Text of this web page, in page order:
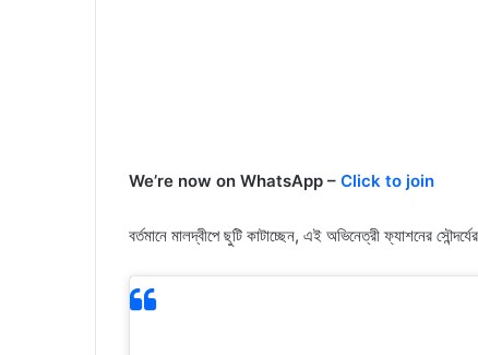
We’re now on WhatsApp – Click to join
বর্তমানে মালদ্বীপে ছুটি কাটাচ্ছেন, এই অভিনেত্রী ফ্যাশনের